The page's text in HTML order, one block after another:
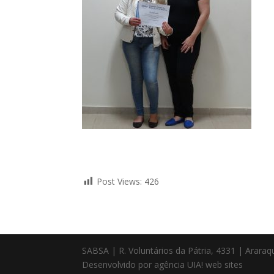
Post Views: 426
SABSA | R. Voluntários da Pátria, 4331 |
Desenvolvido por agência UIA! web sites